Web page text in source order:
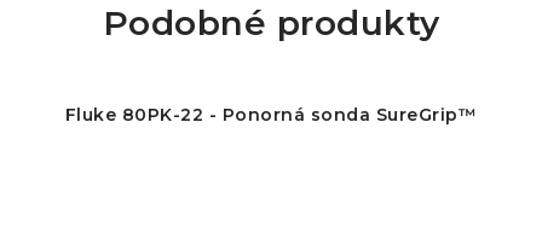
Podobné produkty
Fluke 80PK-22 - Ponorná sonda SureGrip™